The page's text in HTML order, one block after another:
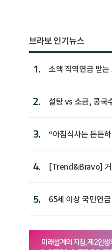
브라보 인기뉴스
1.
소액 직역연금 받
2. 설탕 vs 소금, 콩국
3.
“아침식사는 든든
4.
[Trend&Bravo] 거
5. 65세 이상 국민연